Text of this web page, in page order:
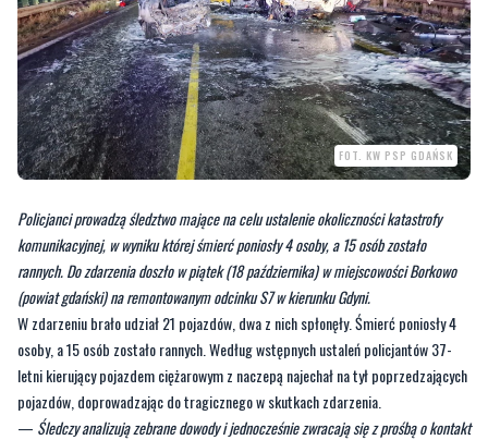
FOT. KW PSP GDAŃSK
Policjanci prowadzą śledztwo mające na celu ustalenie okoliczności katastrofy
komunikacyjnej, w wyniku której śmierć poniosły 4 osoby, a 15 osób zostało
rannych. Do zdarzenia doszło w piątek (18 października) w miejscowości Borkowo
(powiat gdański) na remontowanym odcinku S7 w kierunku Gdyni.
W zdarzeniu brało udział 21 pojazdów, dwa z nich spłonęły. Śmierć poniosły 4
osoby, a 15 osób zostało rannych. Według wstępnych ustaleń policjantów 37-
letni kierujący pojazdem ciężarowym z naczepą najechał na tył poprzedzających
pojazdów, doprowadzając do tragicznego w skutkach zdarzenia.
— Śledczy analizują zebrane dowody i jednocześnie zwracają się z prośbą o kontakt